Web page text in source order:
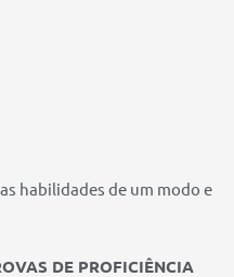
habilidades de um modo e
DE PROFICIÊNCIA